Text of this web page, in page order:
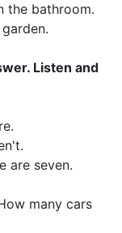
the bathroom.
Listen and
are seven.
many cars